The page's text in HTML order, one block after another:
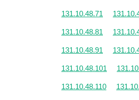
131.10.48.71
131.10.48.81
131.10.48.91
131.10.48.101
131.10.48.110